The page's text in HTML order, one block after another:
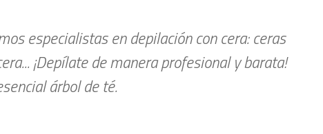
especialistas en depilación con cera: ceras
¡Depílate de manera profesional y barata!
árbol de té.